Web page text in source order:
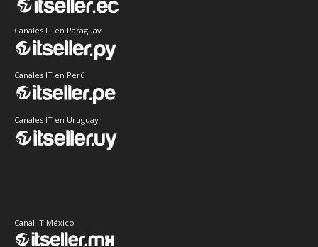
Canales IT en Paraguay
Canales IT en Perú
Canales IT en Uruguay
Canal IT México